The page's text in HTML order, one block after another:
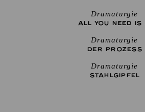
Dramaturgie
ALL YOU NEED IS
Dramaturgie
DER PROZESS
Dramaturgie
STAHLGIPFEL